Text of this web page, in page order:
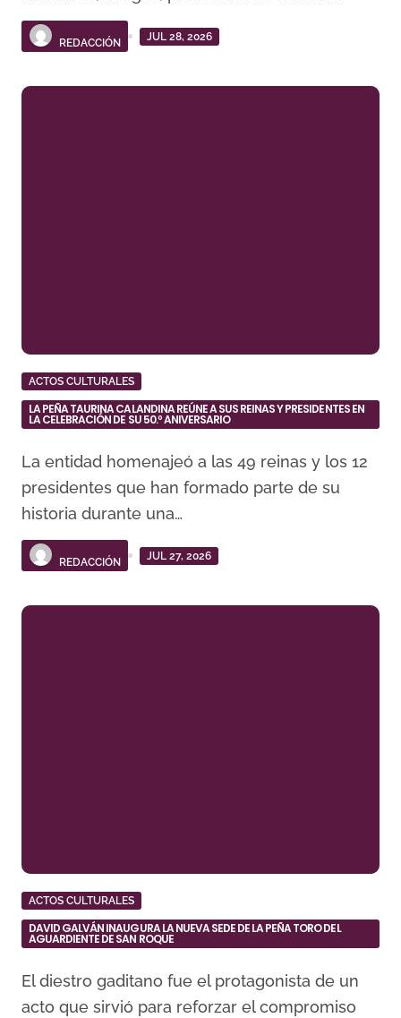
REDACCIÓN
JUL 28, 2026
ACTOS CULTURALES
LA PEÑA TAURINA CALANDINA REÚNE A SUS REINAS Y PRESIDENTES EN
LA CELEBRACIÓN DE SU 50.º ANIVERSARIO
La entidad homenajeó a las 49 reinas y los 12
presidentes que han formado parte de su
historia durante una…
REDACCIÓN
JUL 27, 2026
ACTOS CULTURALES
DAVID GALVÁN INAUGURA LA NUEVA SEDE DE LA PEÑA TORO DEL
AGUARDIENTE DE SAN ROQUE
El diestro gaditano fue el protagonista de un
acto que sirvió para reforzar el compromiso